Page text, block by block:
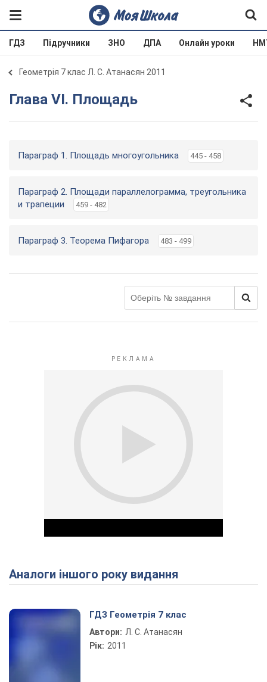
ГДЗ Підручники ЗНО ДПА Онлайн уроки
Геометрія 7 клас Л. С. Атанасян 2011
Глава VI. Площадь
Параграф 1. Площадь многоугольника 445 - 458
Параграф 2. Площади параллелограмма, треугольника
и трапеции
459 - 482
Параграф 3. Теорема Пифагора 483 - 499
Play Video
Аналоги іншого року видання
ГДЗ Геометрія 7 клас
Автори: Л. С. Атанасян
Рік: 2011